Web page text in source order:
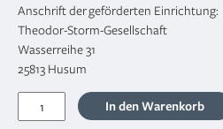
Anschrift der geförderten Einrichtung:
Theodor-Storm-Gesellschaft
Wasserreihe 31
25813 Husum
Storm-
In den Warenkorb